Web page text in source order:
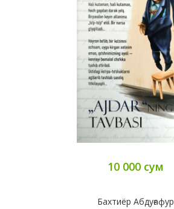
10 000 сум
Бахтиёр Абдуғафур